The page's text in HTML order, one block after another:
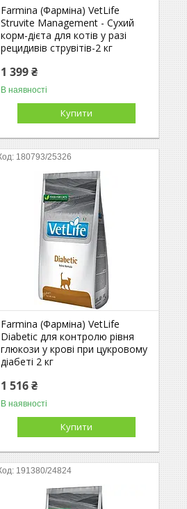
Farmina (Фарміна) VetLife
Struvite Management - Сухий
корм-дієта для котів у разі
рецидивів струвітів-2 кг
1 399 ₴
В наявності
Купити
180793/25326
Farmina (Фарміна) VetLife
Diabetic для контролю рівня
глюкози у крові при цукровому
діабеті 2 кг
1 516 ₴
В наявності
Купити
191380/24824